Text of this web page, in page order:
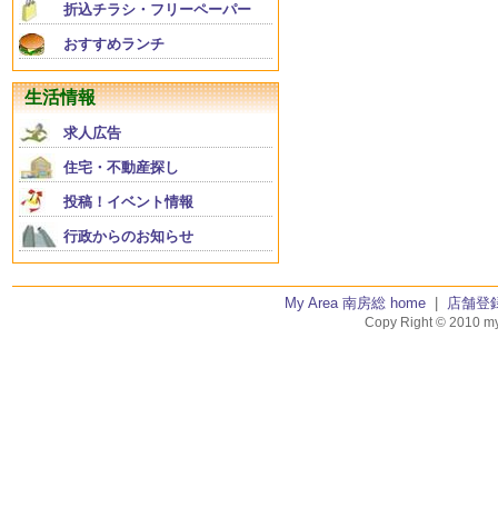
折込チラシ・フリーペーパー
おすすめランチ
生活情報
求人広告
住宅・不動産探し
投稿！イベント情報
行政からのお知らせ
My Area 南房総 home 店舗登
Copy Right © 2010